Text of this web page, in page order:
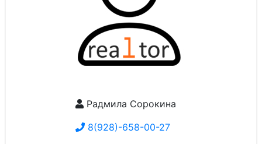
Радмила Сорокина
8(928)-658-00-27